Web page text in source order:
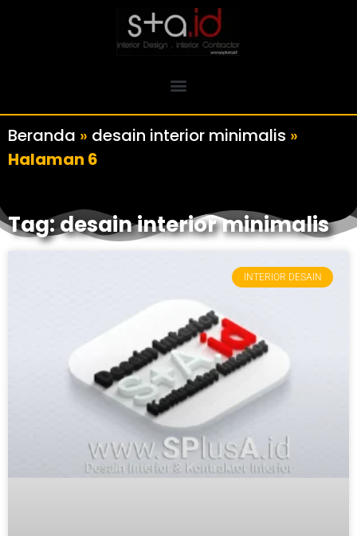
Beranda » desain interior minimalis »
Halaman 6
Tag: desain interior minimalis
INTERIOR DESAIN